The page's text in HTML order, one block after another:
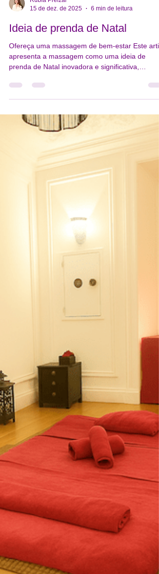
Rubia Preizal
apresenta a massagem como uma ideia de
prenda de Natal inovadora e significativa,
destacando os benefícios de oferecer
experiências de bem-estar em vez de presentes
materiais convencionais.